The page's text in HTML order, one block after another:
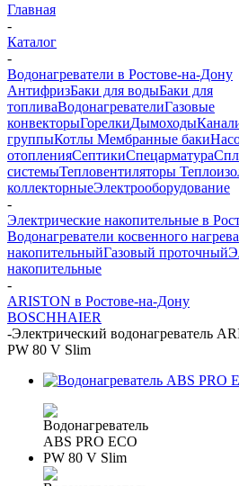
Главная
-
Каталог
-
Водонагреватели в Ростове-на-Дону
АнтифризБаки для водыБаки для
топливаВодонагревателиГазовые
конвекторыГорелкиДымоходы
группыКотлы Мембранные баки
отопленияСептикиСпецарматура
системыТепловентиляторы
коллекторныеЭлектрооборудование
-
Электрические накопительные в
Водонагреватели косвенного нагрева
накопительныйГазовый проточный
накопительные
-
ARISTON в Ростове-на-Дону
BOSCHHAIER
-Электрический водонагреватель
PW 80 V Slim